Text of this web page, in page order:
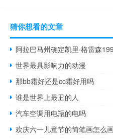
猜你想看的文章
阿拉巴马州确定凯里·格雷森
世界最具影响力的动漫
那bb霜好还是cc霜好用吗
谁是世界上最丑的人
汽车空调用电瓶的电吗
欢庆六一儿童节的简笔画怎么